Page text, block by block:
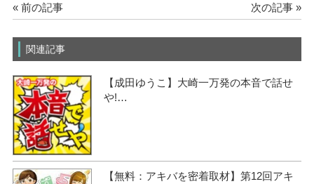
« 前の記事 次の記事 »
関連記事
【成田ゆうこ】大崎一万発の本音で話せ
や!…
【無料：アキバを密着取材】第12回アキ